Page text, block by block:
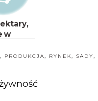
w
, PRODUKCJA, RYNEK, SADY,